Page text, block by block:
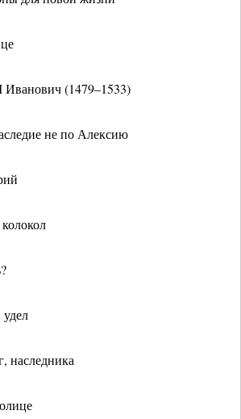
(1479–1533)
не по Алексию
наследника